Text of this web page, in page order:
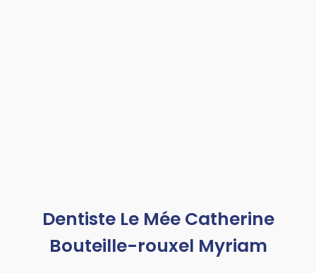
Dentiste Le Mée Catherine
Bouteille-rouxel Myriam